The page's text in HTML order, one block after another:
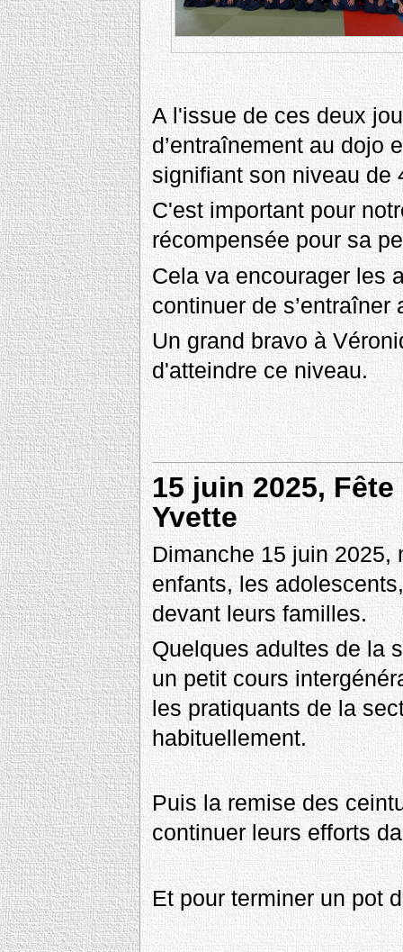
A l'issue de ces deux
d’entraînement au dojo
signifiant son niveau de
C'est important pour
récompensée pour sa
Cela va encourager les
continuer de s’entraîner
Un grand bravo à
d'atteindre ce niveau.
15 juin 2025,
Yvette
Dimanche 15 juin 2025,
enfants, les
devant leurs familles.
Quelques adultes de la
un petit cours
les pratiquants de la
habituellement.
Puis la remise des
continuer leurs efforts
Et pour terminer un pot